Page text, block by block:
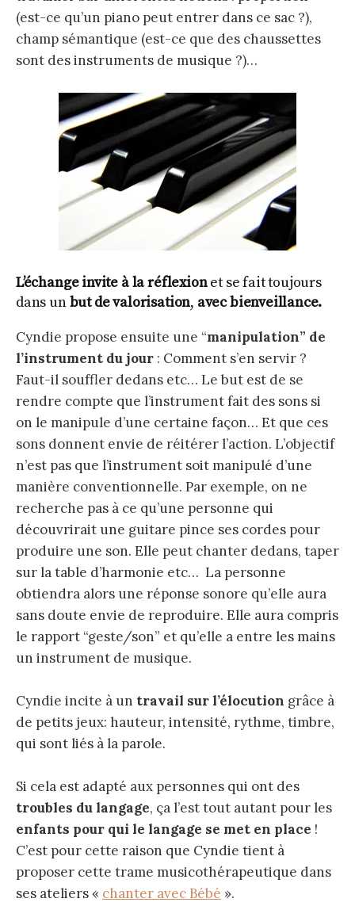
(est-ce qu’un piano peut entrer dans ce sac ?),
champ sémantique (est-ce que des chaussettes
sont des instruments de musique ?)…
L’échange invite à la réflexionet se fait toujours
dans unbut de valorisation, avec bienveillance.
Cyndie propose ensuite une “manipulation” de
l’instrument du jour : Comment s’en servir ?
Faut-il souffler dedans etc… Le but est de se
rendre compte que l’instrument fait des sons si
on le manipule d’une certaine façon… Et que ces
sons donnent envie de réitérer l’action. L’objectif
n’est pas que l’instrument soit manipulé d’une
manière conventionnelle. Par exemple, on ne
recherche pas à ce qu’une personne qui
découvrirait une guitare pince ses cordes pour
produire une son. Elle peut chanter dedans, taper
sur la table d’harmonie etc… La personne
obtiendra alors une réponse sonore qu’elle aura
sans doute envie de reproduire. Elle aura compris
le rapport “geste/son” et qu’elle a entre les mains
un instrument de musique.
Cyndie incite à un travail sur l’élocution grâce à
de petits jeux: hauteur, intensité, rythme, timbre,
qui sont liés à la parole.
Si cela est adapté aux personnes qui ont des
troubles du langage, ça l’est tout autant pour les
enfants pour qui le langage se met en place !
C’est pour cette raison que Cyndie tient à
proposer cette trame musicothérapeutique dans
ses ateliers « chanter avec Bébé ».